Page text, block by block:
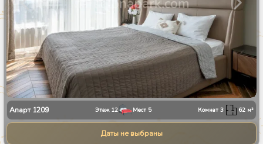
Апарт 1209 Этаж 12 Мест 5 Комнат3 62 м²
Даты не выбраны